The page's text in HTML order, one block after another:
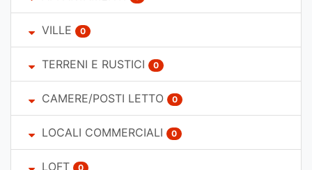
VILLE 0
TERRENI E RUSTICI 0
CAMERE/POSTI LETTO 0
LOCALI COMMERCIALI 0
LOFT 0